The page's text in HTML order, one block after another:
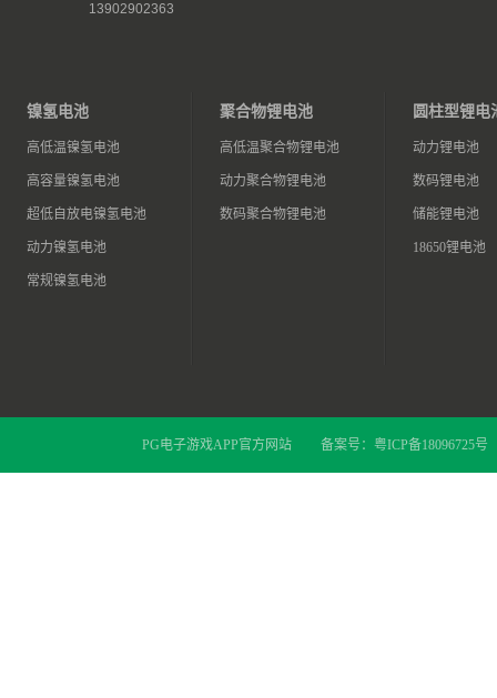
13902902363
镍氢电池
高低温镍氢电池
高容量镍氢电池
超低自放电镍氢电池
动力镍氢电池
常规镍氢电池
聚合物锂电池
高低温聚合物锂电池
动力聚合物锂电池
数码聚合物锂电池
圆柱型锂电
动力锂电池
数码锂电池
储能锂电池
18650锂电池
PG电子游戏APP官方网站 备案号： 粤ICP备18096725号